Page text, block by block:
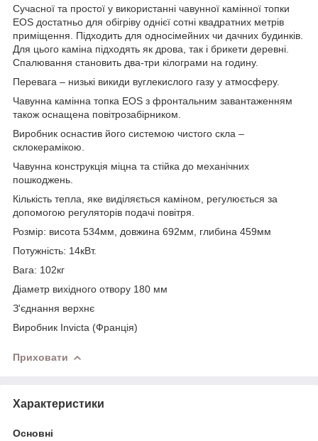
Сучасної та простої у використанні чавунної камінної топки
EOS достатньо для обігріву однієї сотні квадратних метрів
приміщення. Підходить для односімейних чи дачних будинків.
Для цього каміна підходять як дрова, так і брикети деревні.
Спалювання становить два-три кілограми на годину.
Перевага – низькі викиди вуглекислого газу у атмосферу.
Чавунна камінна топка EOS з фронтальним завантаженням
також оснащена повітрозабірником.
Виробник оснастив його системою чистого скла –
склокерамікою.
Чавунна конструкція міцна та стійка до механічних
пошкоджень.
Кількість тепла, яке виділяється каміном, регулюється за
допомогою регуляторів подачі повітря.
Розмір: висота 534мм, довжина 692мм, глибина 459мм
Потужність: 14кВт.
Вага: 102кг
Діаметр вихідного отвору 180 мм
З'єднання верхнє
Виробник Invicta (Франція)
Приховати
Характеристики
Основні